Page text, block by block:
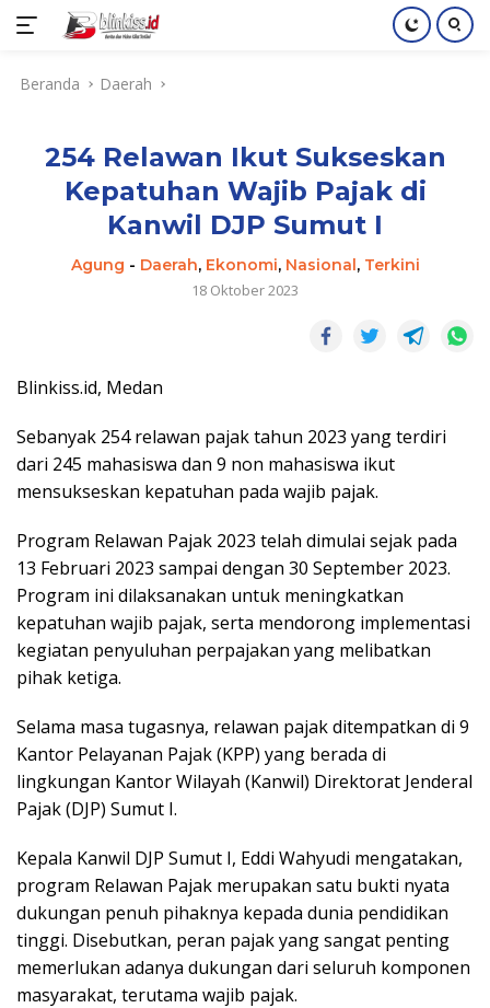
Beranda Daerah
254 Relawan Ikut Sukseskan
Kepatuhan Wajib Pajak di
Kanwil DJP Sumut I
Agung - Daerah, Ekonomi, Nasional, Terkini
18 Oktober 2023
Blinkiss.id, Medan
Sebanyak 254 relawan pajak tahun 2023 yang terdiri
dari 245 mahasiswa dan 9 non mahasiswa ikut
mensukseskan kepatuhan pada wajib pajak.
Program Relawan Pajak 2023 telah dimulai sejak pada
13 Februari 2023 sampai dengan 30 September 2023.
Program ini dilaksanakan untuk meningkatkan
kepatuhan wajib pajak, serta mendorong implementasi
kegiatan penyuluhan perpajakan yang melibatkan
pihak ketiga.
Selama masa tugasnya, relawan pajak ditempatkan di 9
Kantor Pelayanan Pajak (KPP) yang berada di
lingkungan Kantor Wilayah (Kanwil) Direktorat Jenderal
Pajak (DJP) Sumut I.
Kepala Kanwil DJP Sumut I, Eddi Wahyudi mengatakan,
program Relawan Pajak merupakan satu bukti nyata
dukungan penuh pihaknya kepada dunia pendidikan
tinggi. Disebutkan, peran pajak yang sangat penting
memerlukan adanya dukungan dari seluruh komponen
masyarakat, terutama wajib pajak.